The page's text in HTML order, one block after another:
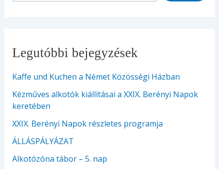
Legutóbbi bejegyzések
Kaffe und Kuchen a Német Közösségi Házban
Kézműves alkotók kiállításai a XXIX. Berényi Napok
keretében
XXIX. Berényi Napok részletes programja
ÁLLÁSPÁLYÁZAT
Alkotózóna tábor – 5. nap